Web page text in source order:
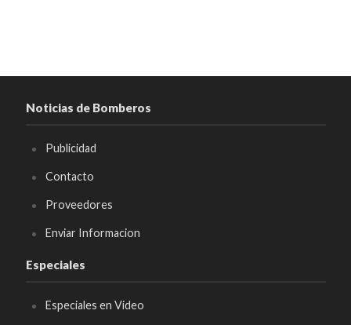
Noticias de Bomberos
Publicidad
Contacto
Proveedores
Enviar Informacion
Especiales
Especiales en Video